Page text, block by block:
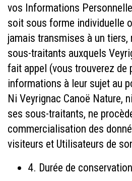
vos Informations
soit sous forme individuelle
jamais transmises à un tiers,
sous-traitants auxquels
fait appel (vous trouverez de
informations à leur sujet au
Ni Veyrignac Canoë Nature,
ses sous-traitants, ne
commercialisation des
visiteurs et Utilisateurs de
4. Durée de conservation